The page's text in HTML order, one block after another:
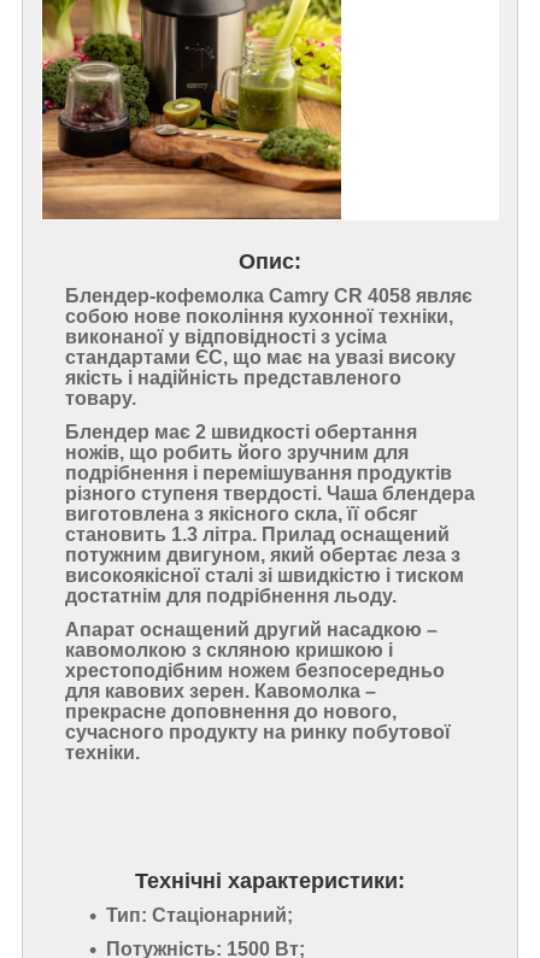
Опис:
Блендер-кофемолка Camry CR 4058 являє
собою нове покоління кухонної техніки,
виконаної у відповідності з усіма
стандартами ЄС, що має на увазі високу
якість і надійність представленого
товару.
Блендер має 2 швидкості обертання
ножів, що робить його зручним для
подрібнення і перемішування продуктів
різного ступеня твердості. Чаша блендера
виготовлена з якісного скла, її обсяг
становить 1.3 літра. Прилад оснащений
потужним двигуном, який обертає леза з
високоякісної сталі зі швидкістю і тиском
достатнім для подрібнення льоду.
Апарат оснащений другий насадкою –
кавомолкою з скляною кришкою і
хрестоподібним ножем безпосередньо
для кавових зерен. Кавомолка –
прекрасне доповнення до нового,
сучасного продукту на ринку побутової
техніки.
Технічні характеристики:
Тип: Стаціонарний;
Потужність: 1500 Вт;